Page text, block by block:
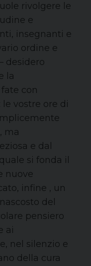
rivolgere le
e
insegnanti e
ordine e
desidero
la
con
vostre ore di
ma
e dal
si fonda il
nuove
infine , un
del
pensiero
ai
nel silenzio e
della cura